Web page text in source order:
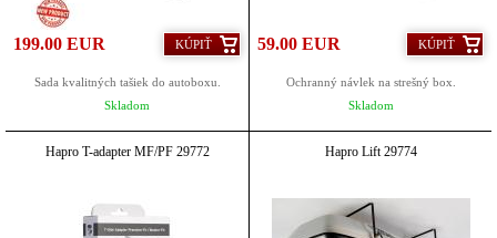
199.00 EUR KÚPIŤ
Sada kvalitných tašiek do autoboxu.
Skladom
59.00 EUR KÚPIŤ
Ochranný návlek na strešný box.
Skladom
Hapro T-adapter MF/PF 29772 Hapro Lift 29774